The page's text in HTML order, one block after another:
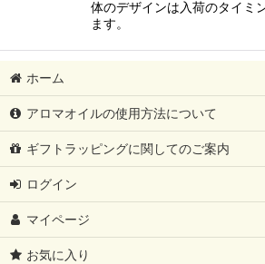
体のデザインは入荷のタイミ
ます。
ホーム
アロマオイルの使用方法について
ギフトラッピングに関してのご案内
ログイン
マイページ
お気に入り